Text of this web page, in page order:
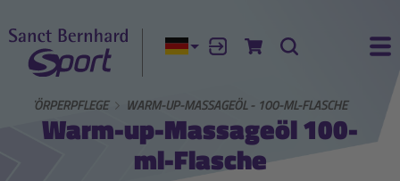
Aktuelle Sprache:
AnmeldenZum Warenkorb
Suche
KÖRPERPFLEGE WARM-UP-MASSAGEÖL - 100-ML-FLASCHE
Warm-up-Massageöl 100-
ml-Flasche